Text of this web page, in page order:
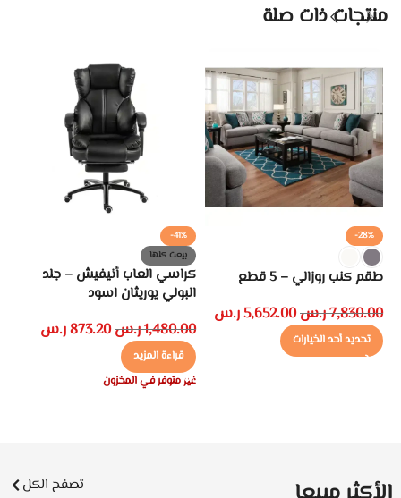
منتجات ذات صلة
-28%
طقم كنب روزالي – 5 قطع
7,830.00ر.س5,652.00ر.س
تحديد أحد الخيارات
-41%
بيعت كلها
كراسي العاب أنيفيش – جلد
البولي يوريثان اسود
1,480.00ر.س873.20ر.س
قراءة المزيد
غير متوفر في المخزون
تصفح الكل